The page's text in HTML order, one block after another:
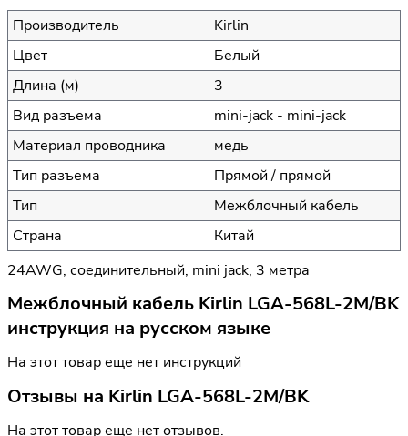
Производитель
Kirlin
Цвет
Белый
Длина (м)
3
Вид разъема
mini-jack - mini-jack
Материал проводника
медь
Тип разъема
Прямой / прямой
Тип
Межблочный кабель
Страна
Китай
24AWG, соединительный, mini jack, 3 метра
Межблочный кабель Kirlin LGA-568L-2M/BK
инструкция на русском языке
На этот товар еще нет инструкций
Отзывы на Kirlin LGA-568L-2M/BK
На этот товар еще нет отзывов.